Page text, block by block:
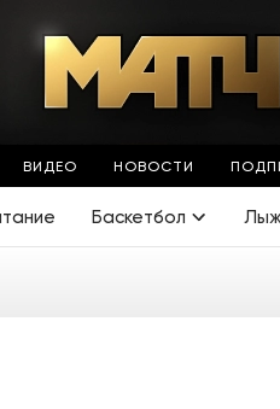
ВИДЕО НОВОСТИ
Баскетбол